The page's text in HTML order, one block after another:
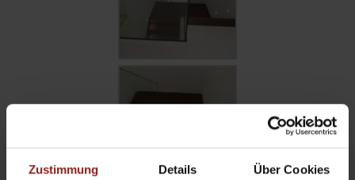
Zustimmung Details Über Cookies